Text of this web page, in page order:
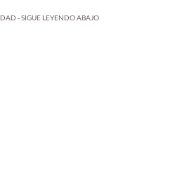
- SIGUE LEYENDO ABAJO